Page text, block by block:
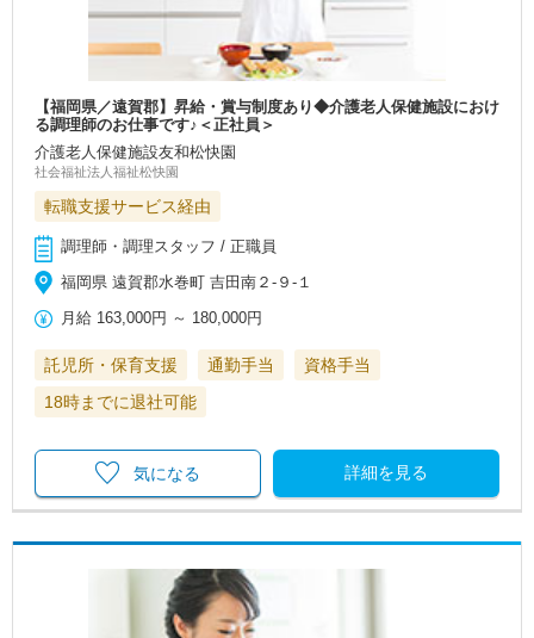
【福岡県／遠賀郡】昇給・賞与制度あり◆介護老人保健施設におけ
る調理師のお仕事です♪＜正社員＞
介護老人保健施設友和松快園
社会福祉法人福祉松快園
転職支援サービス経由
調理師・調理スタッフ / 正職員
福岡県 遠賀郡水巻町 吉田南２-９-１
月給 163,000円 ～ 180,000円
託児所・保育支援 通勤手当
資格手当
18時までに退社可能
詳細を見る
気になる